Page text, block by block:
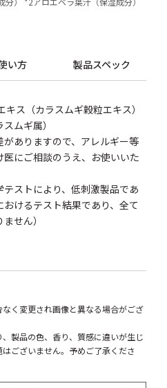
い方 製品スペック
ス（カラスムギ穀粒エキス）
ムギ属）
がありますので、アレルギー等
にご相談のうえ、お使いいた
テストにより、低刺激製品であ
けるテスト結果であり、全て
せん）
く変更され画像と異なる場合がござ
製品の色、香り、質感に違いが生じ
ございません。予めご了承くださ